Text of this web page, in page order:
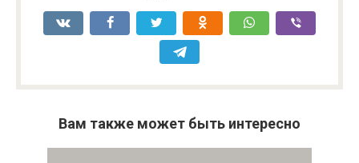
Вам также может быть интересно